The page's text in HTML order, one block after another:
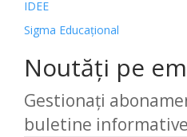
IDEE
Sigma Educațional
Noutăți pe
Gestionați
buletine informative